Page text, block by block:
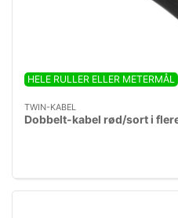
HELE RULLER ELLER METERMÅL
TWIN-KABEL
Dobbelt-kabel rød/sort i